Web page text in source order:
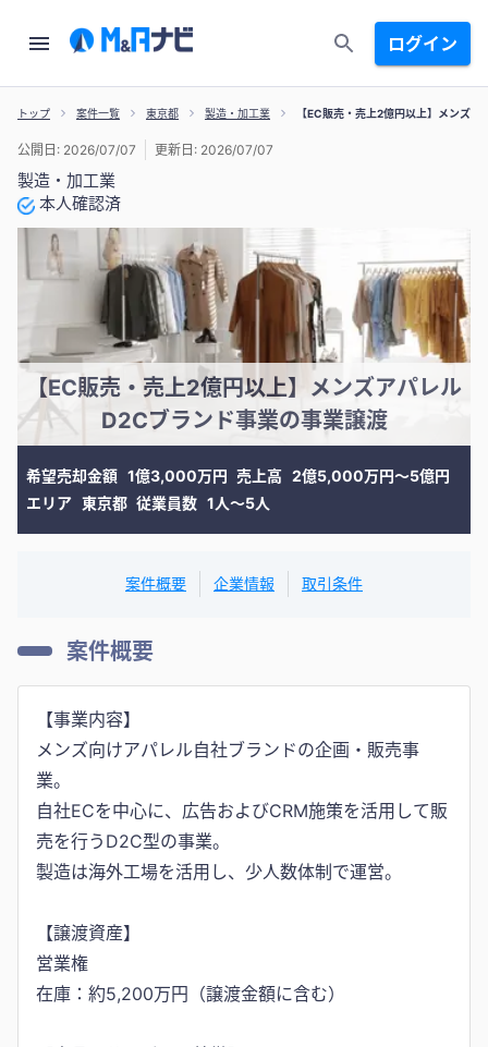
ログイン
トップ 案件一覧 東京都 製造・加工業 【EC販売・売上2億円以上】メンズ
製造・加工業
本人確認済
公開日: 2026/07/07 更新日: 2026/07/07
【EC販売・売上2億円以上】メンズアパレル
D2Cブランド事業の事業譲渡
希望売却金額 1億3,000万円 売上高 2億5,000万円〜5億円
エリア 東京都 従業員数 1人〜5人
案件概要 企業情報 取引条件
案件概要
【事業内容】
メンズ向けアパレル自社ブランドの企画・販売事
業。
自社ECを中心に、広告およびCRM施策を活用して販
売を行うD2C型の事業。
製造は海外工場を活用し、少人数体制で運営。
【譲渡資産】
営業権
在庫：約5,200万円（譲渡金額に含む）